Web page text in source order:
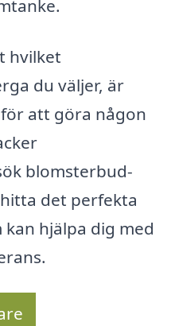
hvilket
du väljer, är
att göra någon
blomsterbud-
det perfekta
hjälpa dig med